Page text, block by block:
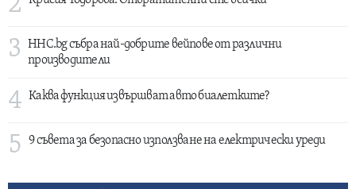
3
HHC.bg събра най-добрите вейпове от различни
производители
4 Каква функция извършват авто биалетките?
5 9 съвета за безопасно използване на електрически уреди